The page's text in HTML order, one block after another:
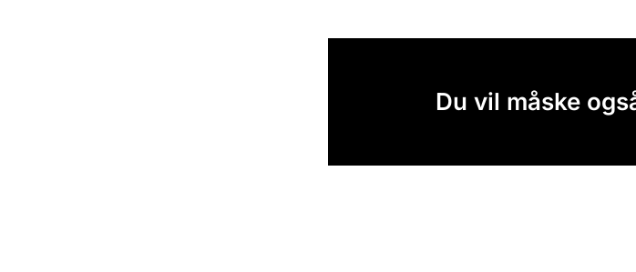
Du vil måske